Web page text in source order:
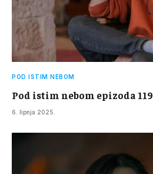
POD ISTIM NEBOM
Pod istim nebom epizoda 119
6. lipnja 2025.